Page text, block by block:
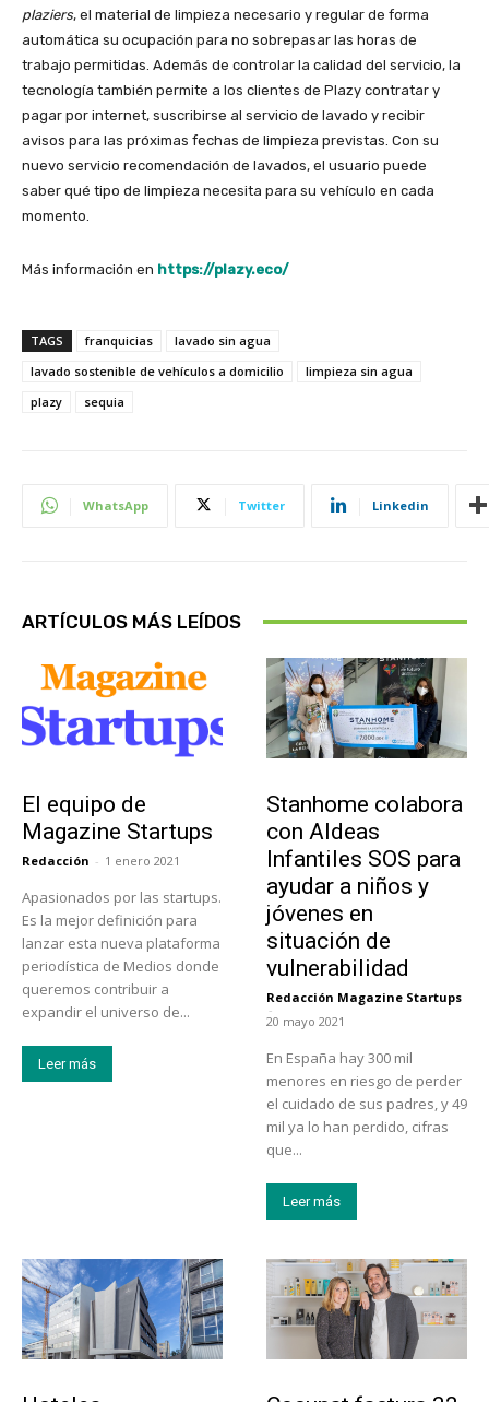
plaziers, el material de limpieza necesario y regular de forma
automática su ocupación para no sobrepasar las horas de
trabajo permitidas. Además de controlar la calidad del servicio, la
tecnología también permite a los clientes de Plazy contratar y
pagar por internet, suscribirse al servicio de lavado y recibir
avisos para las próximas fechas de limpieza previstas. Con su
nuevo servicio recomendación de lavados, el usuario puede
saber qué tipo de limpieza necesita para su vehículo en cada
momento.
Más información en https://plazy.eco/
TAGS franquicias
lavado sin agua
lavado sostenible de vehículos a domicilio
limpieza sin agua
plazy
sequia
WhatsApp Twitter Linkedin
ARTÍCULOS MÁS LEÍDOS
El equipo de
Magazine Startups
Redacción - 1 enero 2021
Apasionados por las startups.
Es la mejor definición para
lanzar esta nueva plataforma
periodística de Medios donde
queremos contribuir a
expandir el universo de...
Leer más
Stanhome colabora
con Aldeas
Infantiles SOS para
ayudar a niños y
jóvenes en
situación de
vulnerabilidad
Redacción Magazine Startups
-
20 mayo 2021
En España hay 300 mil
menores en riesgo de perder
el cuidado de sus padres, y 49
mil ya lo han perdido, cifras
que...
Leer más